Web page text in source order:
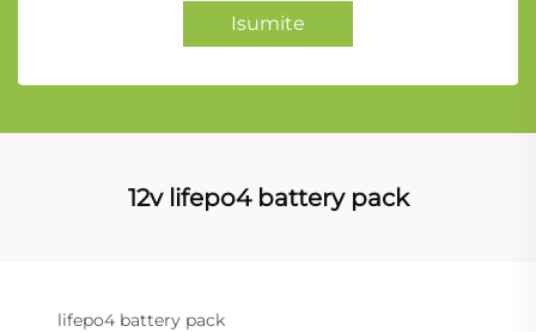
Isumite
12v lifepo4 battery pack
lifepo4 battery pack